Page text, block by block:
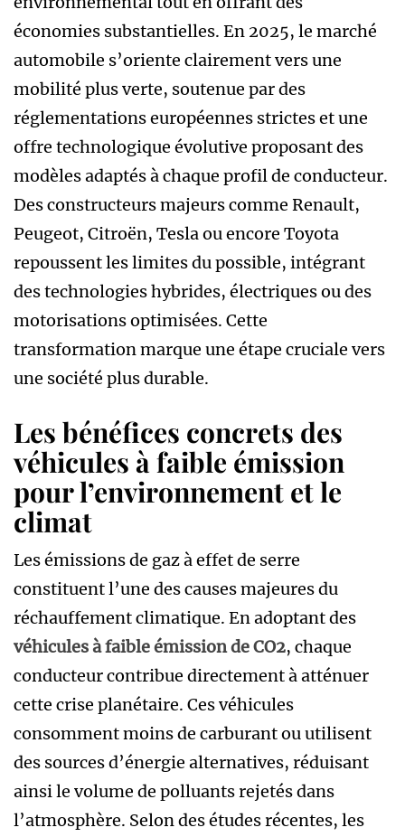
économies substantielles. En 2025, le marché
automobile s’oriente clairement vers une
mobilité plus verte, soutenue par des
réglementations européennes strictes et une
offre technologique évolutive proposant des
modèles adaptés à chaque profil de conducteur.
Des constructeurs majeurs comme Renault,
Peugeot, Citroën, Tesla ou encore Toyota
repoussent les limites du possible, intégrant
des technologies hybrides, électriques ou des
motorisations optimisées. Cette
transformation marque une étape cruciale vers
une société plus durable.
Les bénéfices concrets des
véhicules à faible émission
pour l’environnement et le
climat
Les émissions de gaz à effet de serre
constituent l’une des causes majeures du
réchauffement climatique. En adoptant des
véhicules à faible émission de CO2, chaque
conducteur contribue directement à atténuer
cette crise planétaire. Ces véhicules
consomment moins de carburant ou utilisent
des sources d’énergie alternatives, réduisant
ainsi le volume de polluants rejetés dans
l’atmosphère. Selon des études récentes, les